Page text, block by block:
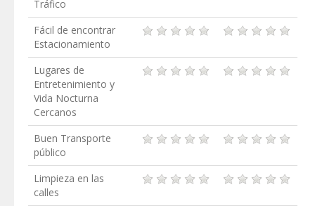
Tráfico
Fácil de encontrar
Estacionamiento
Lugares de
Entretenimiento y
Vida Nocturna
Cercanos
Buen Transporte
público
Limpieza en las
calles